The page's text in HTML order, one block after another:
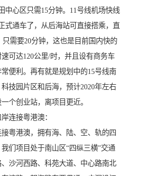
中心区只需15分钟。11号线机场快线
式通车了，从后海站可直接搭乘，直
需要20分钟，这也是目前国内快的
可达120公里/时，并且设有商务车
便利。再有就是规划中的15号线南
技园片区和后海，预计2020年左右
个创业站，离项目更近。
连接粤港澳：
粤港澳，拥有海、陆、空、轨的四
们项目处于南山区“四纵三横”交通
沙河西路、科苑大道、中心路南北